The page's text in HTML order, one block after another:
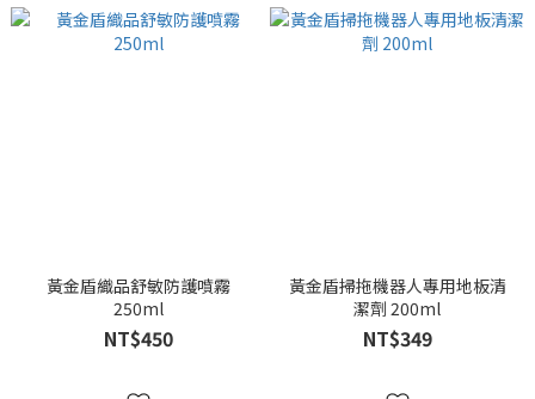
黃金盾織品舒敏防護噴霧
250ml
NT$450
黃金盾掃拖機器人專用地板清
潔劑 200ml
NT$349